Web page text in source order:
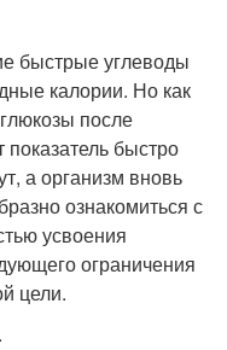
быстрые углеводы
калории. Но как
после
быстро
а организм вновь
ознакомиться с
усвоения
ограничения
цели.